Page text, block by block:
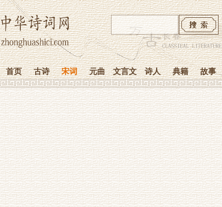
首页 古诗 宋词 元曲 文言文 诗人 典籍 故事